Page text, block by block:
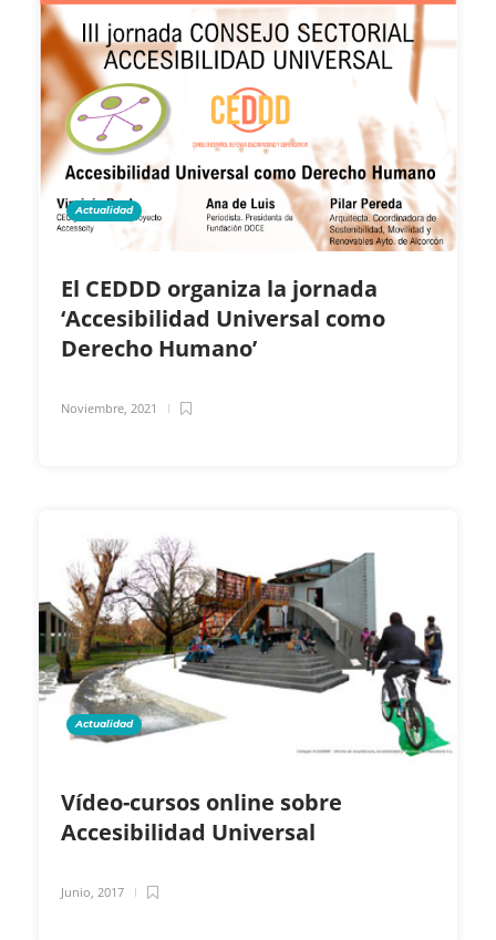
Actualidad
El CEDDD organiza la jornada
‘Accesibilidad Universal como
Derecho Humano’
Noviembre, 2021
Actualidad
Vídeo-cursos online sobre
Accesibilidad Universal
Junio, 2017